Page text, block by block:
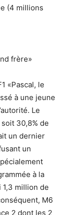
(4 millions
frère»
«Pascal, le
à une jeune
Le
30,8% de
un dernier
un
à la
1,3 million de
M6
2 dont les 2